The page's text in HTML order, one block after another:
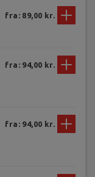
fra: 89,00 kr.
fra: 94,00 kr.
fra: 94,00 kr.